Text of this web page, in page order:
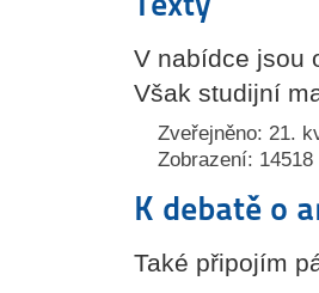
V nabídce jsou
Však studijní
Zveřejněno: 21.
Zobrazení: 14518
K debatě o
Také připojím